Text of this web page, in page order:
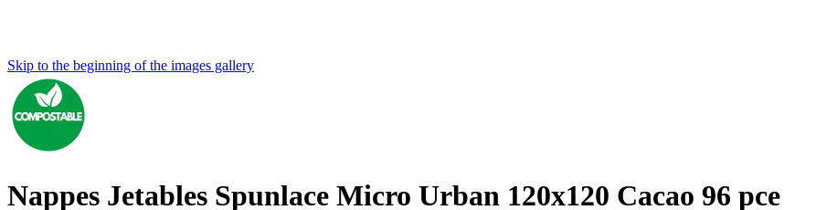
Skip to the beginning of the images gallery
Nappes Jetables Spunlace Micro Urban 120x120 Cacao 96 pce